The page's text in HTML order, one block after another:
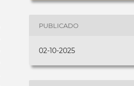
PUBLICADO
02-10-2025